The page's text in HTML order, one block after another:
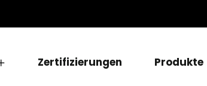
Zertifizierungen Produkte